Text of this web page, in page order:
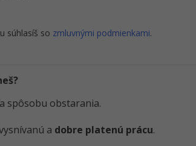
súhlasíš so zmluvnými podmienkami.
spôsobu obstarania.
a dobre platenú prácu.